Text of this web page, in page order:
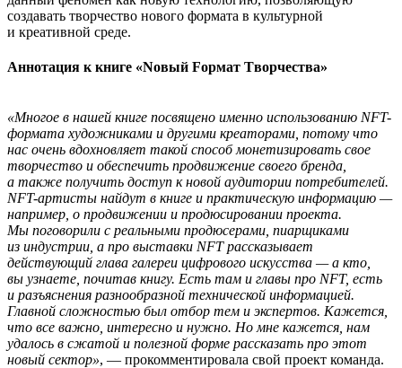
создавать творчество нового формата в культурной
и креативной среде.
Аннотация к книге «Nовый Fормат Tворчества»
«Многое в нашей книге посвящено именно использованию NFT-
формата художниками и другими креаторами, потому что
нас очень вдохновляет такой способ монетизировать свое
творчество и обеспечить продвижение своего бренда,
а также получить доступ к новой аудитории потребителей.
NFT-артисты найдут в книге и практическую информацию —
например, о продвижении и продюсировании проекта.
Мы поговорили с реальными продюсерами, пиарщиками
из индустрии, а про выставки NFT рассказывает
действующий глава галереи цифрового искусства — а кто,
вы узнаете, почитав книгу. Есть там и главы про NFT, есть
и разъяснения разнообразной технической информацией.
Главной сложностью был отбор тем и экспертов. Кажется,
что все важно, интересно и нужно. Но мне кажется, нам
удалось в сжатой и полезной форме рассказать про этот
новый сектор», — прокомментировала свой проект команда.